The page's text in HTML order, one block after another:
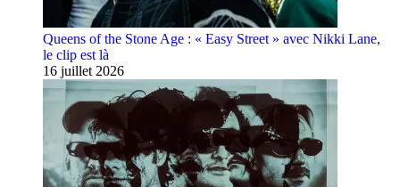
Queens of the Stone Age : « Easy Street » avec Nikki Lane,
le clip est là
16 juillet 2026